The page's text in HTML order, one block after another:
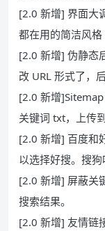
[2.0 新增] 界面大
都在用的简洁风格
[2.0 新增] 伪静态
改 URL 形式了，
[2.0 新增
关键词 txt，上传
[2.0 新增] 百度和
以选择好搜。搜狗
[2.0 新增] 屏蔽关
搜索结果。
[2.0 新增] 友情链